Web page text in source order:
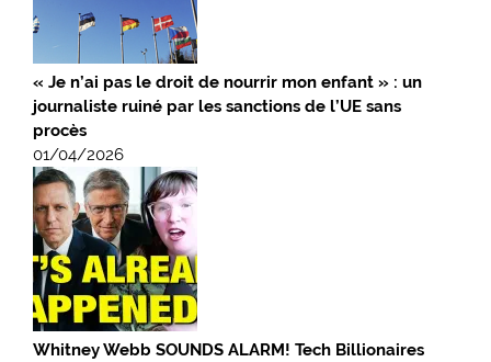
« Je n’ai pas le droit de nourrir mon enfant » : un
journaliste ruiné par les sanctions de l’UE sans
procès
01/04/2026
Whitney Webb SOUNDS ALARM! Tech Billionaires